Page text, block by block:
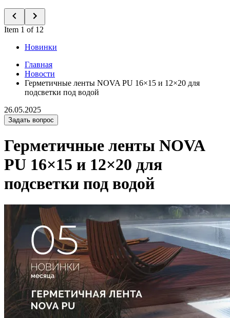
Item 1 of 12
Новинки
Главная
Новости
Герметичные ленты NOVA PU 16×15 и 12×20 для
подсветки под водой
26.05.2025
Задать вопрос
Герметичные ленты NOVA
PU 16×15 и 12×20 для
подсветки под водой